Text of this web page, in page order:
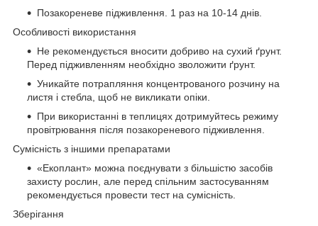
Позакореневе підживлення. 1 раз на 10-14 днів.
Особливості використання
Не рекомендується вносити добриво на сухий ґрунт.
Перед підживленням необхідно зволожити ґрунт.
Уникайте потрапляння концентрованого розчину на
листя і стебла, щоб не викликати опіки.
При використанні в теплицях дотримуйтесь режиму
провітрювання після позакореневого підживлення.
Сумісність з іншими препаратами
«Екоплант» можна поєднувати з більшістю засобів
захисту рослин, але перед спільним застосуванням
рекомендується провести тест на сумісність.
Зберігання